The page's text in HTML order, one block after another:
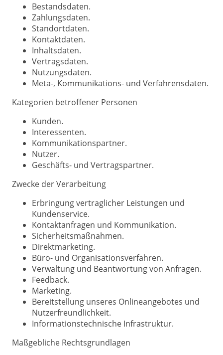
Bestandsdaten.
Zahlungsdaten.
Standortdaten.
Kontaktdaten.
Inhaltsdaten.
Vertragsdaten.
Nutzungsdaten.
Meta-, Kommunikations- und Verfahrensdaten.
Kategorien betroffener Personen
Kunden.
Interessenten.
Kommunikationspartner.
Nutzer.
Geschäfts- und Vertragspartner.
Zwecke der Verarbeitung
Erbringung vertraglicher Leistungen und
Kundenservice.
Kontaktanfragen und Kommunikation.
Sicherheitsmaßnahmen.
Direktmarketing.
Büro- und Organisationsverfahren.
Verwaltung und Beantwortung von Anfragen.
Feedback.
Marketing.
Bereitstellung unseres Onlineangebotes und
Nutzerfreundlichkeit.
Informationstechnische Infrastruktur.
Maßgebliche Rechtsgrundlagen